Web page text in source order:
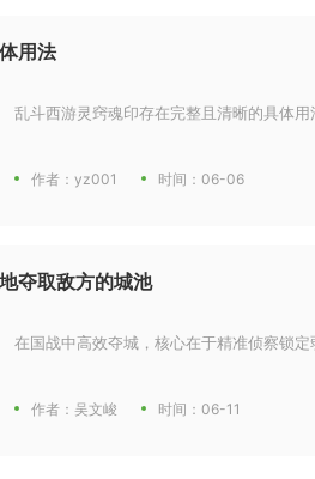
用法
乱斗西游灵窍魂印存在完整且清晰的具体
作者：yz001 时间：06-06
夺取敌方的城池
在国战中高效夺城，核心在于精准侦察锁
作者：吴文峻 时间：06-11